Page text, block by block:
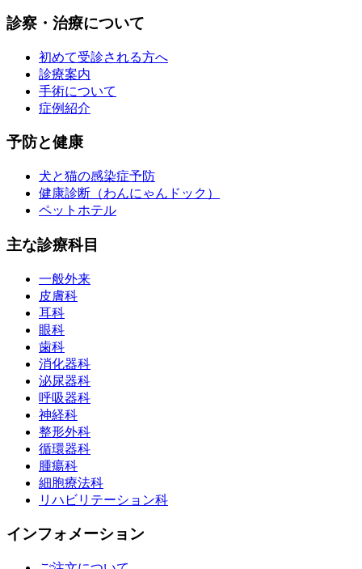
診察・治療について
初めて受診される方へ
診療案内
手術について
症例紹介
予防と健康
犬と猫の感染症予防
健康診断（わんにゃんドック）
ペットホテル
主な診療科目
一般外来
皮膚科
耳科
眼科
歯科
消化器科
泌尿器科
呼吸器科
神経科
整形外科
循環器科
腫瘍科
細胞療法科
リハビリテーション科
インフォメーション